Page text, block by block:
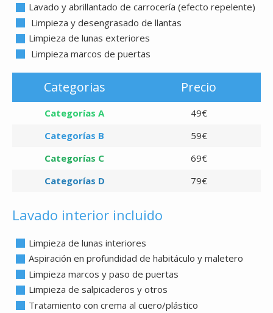
Lavado y abrillantado de carrocería (efecto repelente)
Limpieza y desengrasado de llantas
Limpieza de lunas exteriores
Limpieza marcos de puertas
Categorias Precio
Categorías A
49€
Categorías B
59€
Categorías C
69€
Categorías D
79€
Lavado interior incluido
Limpieza de lunas interiores
Aspiración en profundidad de habitáculo y maletero
Limpieza marcos y paso de puertas
Limpieza de salpicaderos y otros
Tratamiento con crema al cuero/plástico